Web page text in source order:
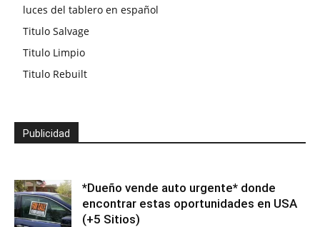
luces del tablero en español
Titulo Salvage
Titulo Limpio
Titulo Rebuilt
Publicidad
*Dueño vende auto urgente* donde
encontrar estas oportunidades en USA
(+5 Sitios)